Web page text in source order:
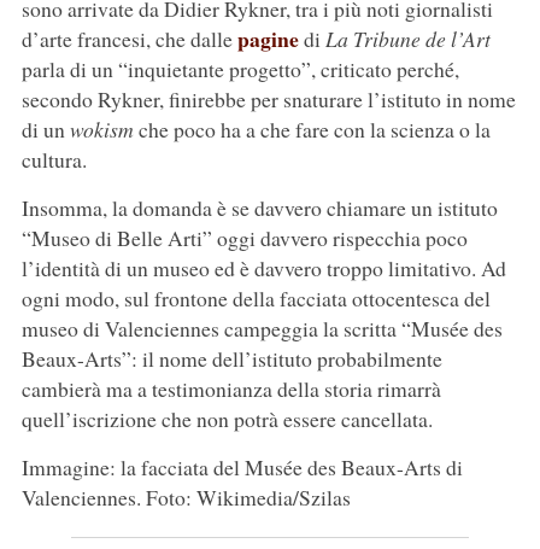
sono arrivate da Didier Rykner, tra i più noti giornalisti
d’arte francesi, che dallepaginedi La Tribune de l’Art
parla di un “inquietante progetto”, criticato perché,
secondo Rykner, finirebbe per snaturare l’istituto in nome
di unwokism che poco ha a che fare con la scienza o la
cultura.
Insomma, la domanda è se davvero chiamare un istituto
“Museo di Belle Arti” oggi davvero rispecchia poco
l’identità di un museo ed è davvero troppo limitativo. Ad
ogni modo, sul frontone della facciata ottocentesca del
museo di Valenciennes campeggia la scritta “Musée des
Beaux-Arts”: il nome dell’istituto probabilmente
cambierà ma a testimonianza della storia rimarrà
quell’iscrizione che non potrà essere cancellata.
Immagine: la facciata del Musée des Beaux-Arts di
Valenciennes. Foto: Wikimedia/Szilas